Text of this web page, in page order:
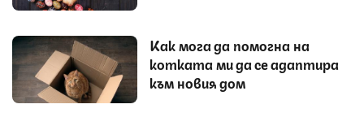
Как мога да помогна на
котката ми да се адаптира
към новия дом